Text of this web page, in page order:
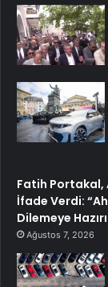
Fatih Portakal,
İfade Verdi:
Dilemeye
Ağustos 7, 2026